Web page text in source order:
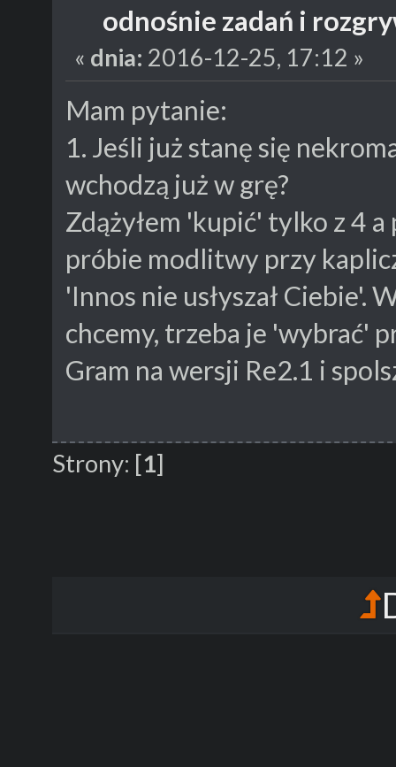
odnośnie zadań i
« dnia: 2016-12-25, 17:12 »
Mam pytanie:
1. Jeśli już stanę się
wchodzą już w grę?
Zdążyłem 'kupić' tylko z 4
próbie modlitwy przy
'Innos nie usłyszał Ciebie'.
chcemy, trzeba je 'wybrać'
Gram na wersji Re2.1 i
Strony: [1]